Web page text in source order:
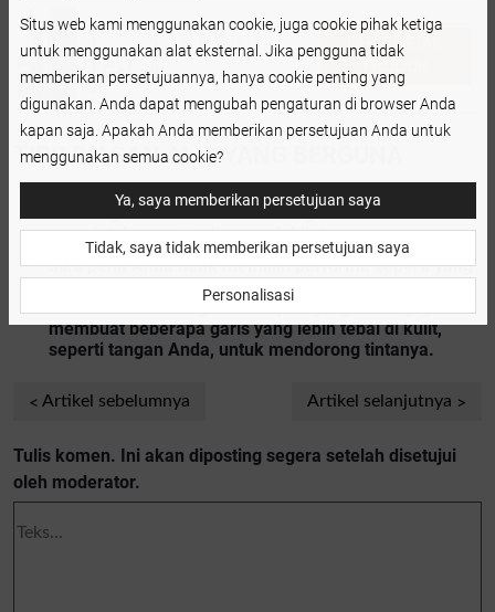
Gel alis
LIHAT DETAIL
TIPS RIASAN ALIS YANG BERGUNA
Jika alis Anda tipis dan kurang tegas, pena ini
memungkinkan Anda untuk dengan mudah
menciptakan garis alis yang lebih tegas.
Jika pena Anda tidak memiliki performa seperti yang
Anda harapkan, kocok beberapa kali untuk
membiarkan tintanya mencapai ujung. Anda juga bisa
membuat beberapa garis yang lebih tebal di kulit,
seperti tangan Anda, untuk mendorong tintanya.
Artikel sebelumnya Artikel selanjutnya
Tulis komen. Ini akan diposting segera setelah disetujui
oleh moderator.
Situs web kami menggunakan cookie, juga cookie pihak ketiga
untuk menggunakan alat eksternal. Jika pengguna tidak
memberikan persetujuannya, hanya cookie penting yang
digunakan. Anda dapat mengubah pengaturan di browser Anda
kapan saja. Apakah Anda memberikan persetujuan Anda untuk
menggunakan semua cookie?
Ya, saya memberikan persetujuan saya
Tidak, saya tidak memberikan persetujuan saya
Personalisasi